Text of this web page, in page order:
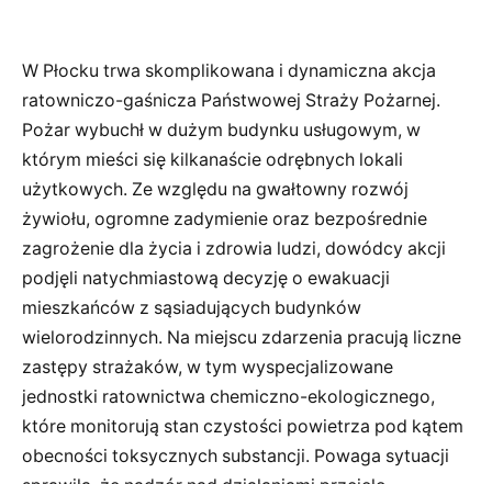
W Płocku trwa skomplikowana i dynamiczna akcja
ratowniczo-gaśnicza Państwowej Straży Pożarnej.
Pożar wybuchł w dużym budynku usługowym, w
którym mieści się kilkanaście odrębnych lokali
użytkowych. Ze względu na gwałtowny rozwój
żywiołu, ogromne zadymienie oraz bezpośrednie
zagrożenie dla życia i zdrowia ludzi, dowódcy akcji
podjęli natychmiastową decyzję o ewakuacji
mieszkańców z sąsiadujących budynków
wielorodzinnych. Na miejscu zdarzenia pracują liczne
zastępy strażaków, w tym wyspecjalizowane
jednostki ratownictwa chemiczno-ekologicznego,
które monitorują stan czystości powietrza pod kątem
obecności toksycznych substancji. Powaga sytuacji